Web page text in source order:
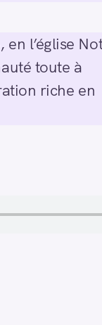
l’église
toute à
riche en